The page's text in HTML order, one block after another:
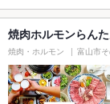
焼肉ホルモンらん
焼肉・ホルモン 富山市